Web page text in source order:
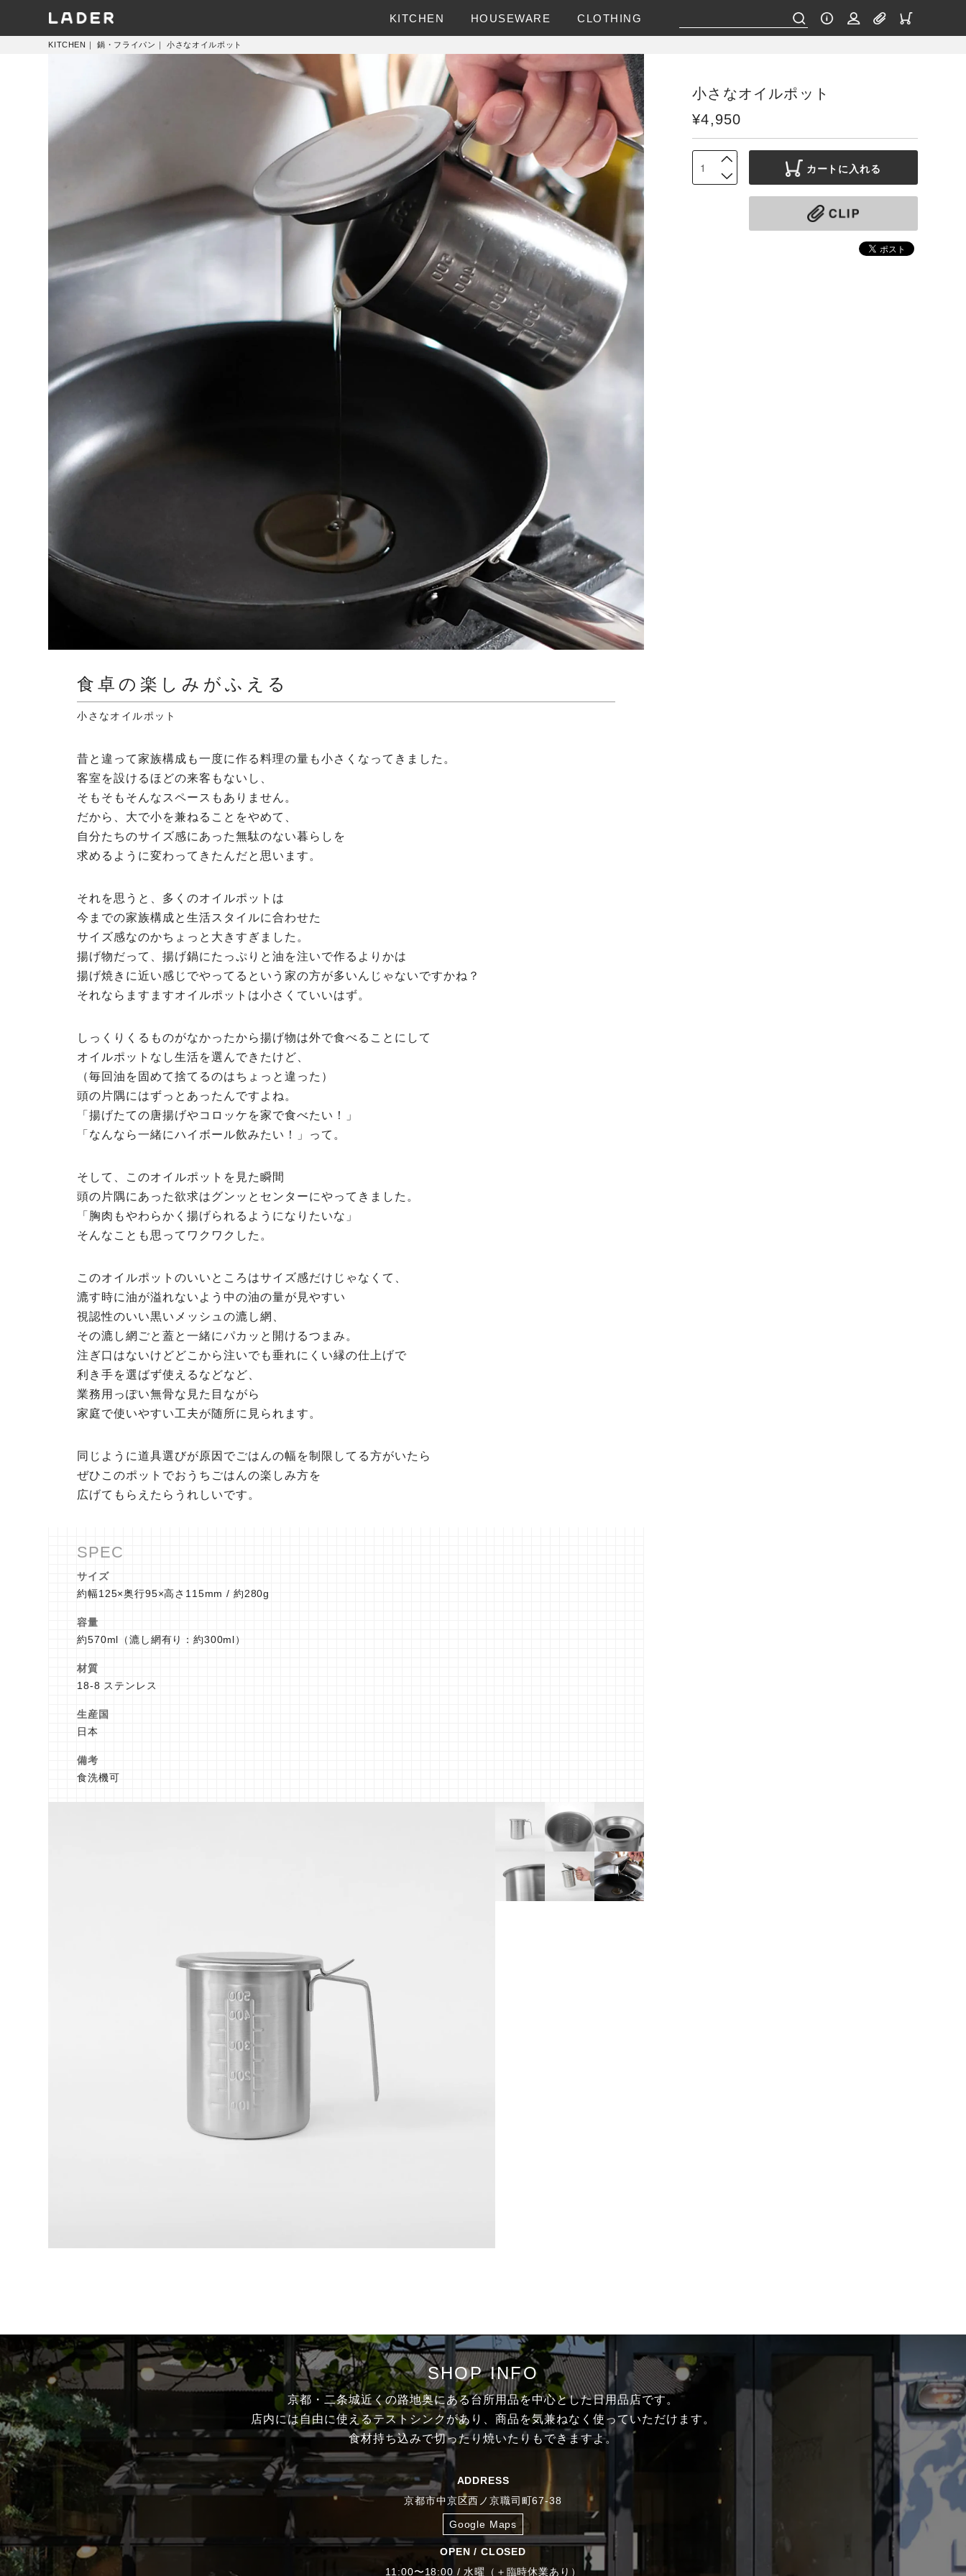
KITCHEN HOUSEWARE CLOTHING
KITCHEN ｜ 鍋・フライパン ｜ 小さなオイルポット
食卓の楽しみがふえる
小さなオイルポット
昔と違って家族構成も一度に作る料理の量も小さくなってきました。
客室を設けるほどの来客もないし、
そもそもそんなスペースもありません。
だから、大で小を兼ねることをやめて、
自分たちのサイズ感にあった無駄のない暮らしを
求めるように変わってきたんだと思います。
それを思うと、多くのオイルポットは
今までの家族構成と生活スタイルに合わせた
サイズ感なのかちょっと大きすぎました。
揚げ物だって、揚げ鍋にたっぷりと油を注いで作るよりかは
揚げ焼きに近い感じでやってるという家の方が多いんじゃないですかね？
それならますますオイルポットは小さくていいはず。
しっくりくるものがなかったから揚げ物は外で食べることにして
オイルポットなし生活を選んできたけど、
（毎回油を固めて捨てるのはちょっと違った）
頭の片隅にはずっとあったんですよね。
「揚げたての唐揚げやコロッケを家で食べたい！」
「なんなら一緒にハイボール飲みたい！」って。
そして、このオイルポットを見た瞬間
頭の片隅にあった欲求はグンッとセンターにやってきました。
「胸肉もやわらかく揚げられるようになりたいな」
そんなことも思ってワクワクした。
このオイルポットのいいところはサイズ感だけじゃなくて、
漉す時に油が溢れないよう中の油の量が見やすい
視認性のいい黒いメッシュの漉し網、
その漉し網ごと蓋と一緒にパカッと開けるつまみ。
注ぎ口はないけどどこから注いでも垂れにくい縁の仕上げで
利き手を選ばず使えるなどなど、
業務用っぽい無骨な見た目ながら
家庭で使いやすい工夫が随所に見られます。
同じように道具選びが原因でごはんの幅を制限してる方がいたら
ぜひこのポットでおうちごはんの楽しみ方を
広げてもらえたらうれしいです。
サイズ
約幅125×奥行95×高さ115mm / 約280g
容量
約570ml（漉し網有り：約300ml）
材質
18-8 ステンレス
生産国
日本
備考
食洗機可
小さなオイルポット
¥4,950
カートに入れる
SHOP INFO
京都・二条城近くの路地奥にある台所用品を中心とした日用品店です。
店内には自由に使えるテストシンクがあり、商品を気兼ねなく使っていただけます。
食材持ち込みで切ったり焼いたりもできますよ。
ADDRESS
京都市中京区西ノ京職司町67-38
Google Maps
OPEN / CLOSED
11:00〜18:00 / 水曜（＋臨時休業あり）